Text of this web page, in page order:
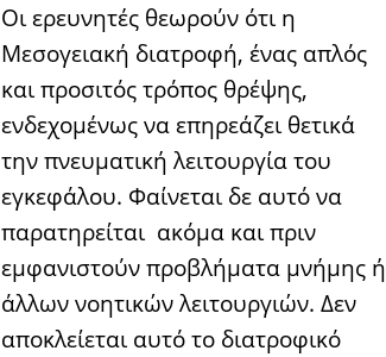
Οι ερευνητές θεωρούν ότι η
Μεσογειακή διατροφή, ένας απλός
και προσιτός τρόπος θρέψης,
ενδεχομένως να επηρεάζει θετικά
την πνευματική λειτουργία του
εγκεφάλου. Φαίνεται δε αυτό να
παρατηρείται ακόμα και πριν
εμφανιστούν προβλήματα μνήμης ή
άλλων νοητικών λειτουργιών. Δεν
αποκλείεται αυτό το διατροφικό